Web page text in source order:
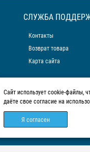
СЛУЖБА
Контакты
Возврат товара
Карта сайта
Сайт использует cookie-файлы,
даёте свое согласие на
Я согласен